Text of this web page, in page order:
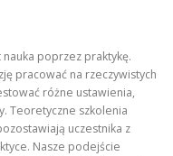
poprzez praktykę.
pracować na rzeczywistych
różne ustawienia,
Teoretyczne szkolenia
uczestnika z
Nasze podejście